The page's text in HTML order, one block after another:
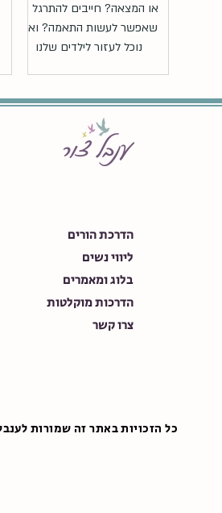
או המצאה? חייבים להתרגל או
שאפשר לעשות התאמה? ואיך
נוכל לעזור לילדים שלנו
הדרכת הורים
ליווי נשים
בלוג ומאמרים
הדרכות מוקלטות
צרו קשר
כל הזכויות באתר זה שמורות